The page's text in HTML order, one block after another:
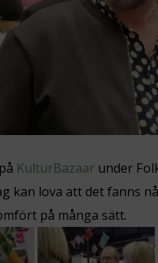
KulturBazaar under
kan lova att det fanns
på många sätt.